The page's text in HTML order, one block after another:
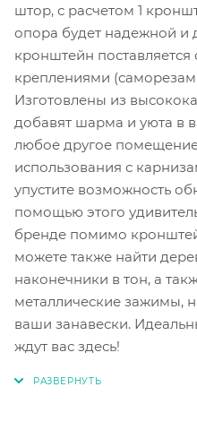
штор, с расчетом 1
опора будет надежной и
кронштейн
креплениями
Изготовлены из
добавят шарма и уюта в
любое другое
использования с
упустите возможность
помощью этого
бренде помимо
можете также найти
наконечники в тон, а
металлические зажимы,
ваши занавески.
ждут вас здесь!